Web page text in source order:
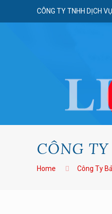
CÔNG TY TNHH DỊCH
CÔNG
Home Công Ty